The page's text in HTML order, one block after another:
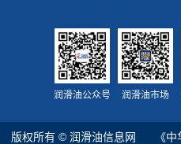
润滑油公众号 润滑油市场
版权所有 © 润滑油信息网
《